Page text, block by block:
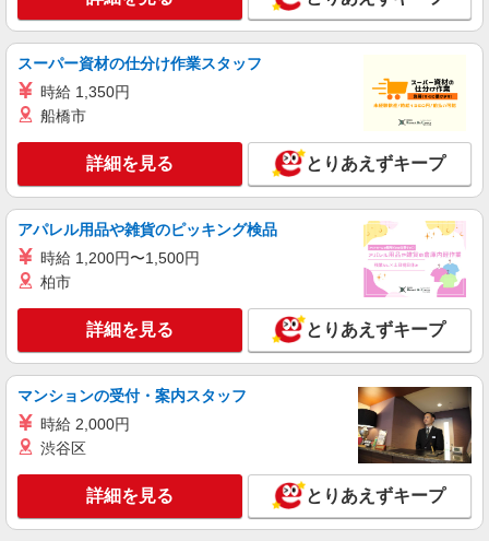
スーパー資材の仕分け作業スタッフ
時給 1,350円
船橋市
詳細を見る とりあえずキープ
アパレル用品や雑貨のピッキング検品
時給 1,200円〜1,500円
柏市
詳細を見る とりあえずキープ
マンションの受付・案内スタッフ
時給 2,000円
渋谷区
詳細を見る とりあえずキープ